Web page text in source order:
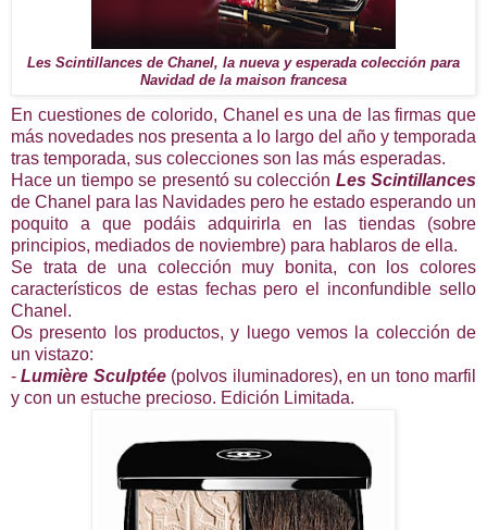
Les Scintillances de Chanel, la nueva y esperada colección para
Navidad de la maison francesa
En cuestiones de colorido, Chanel es una de las firmas que
más novedades nos presenta a lo largo del año y temporada
tras temporada, sus colecciones son las más esperadas.
Hace un tiempo se presentó su colección Les Scintillances
de Chanel para las Navidades pero he estado esperando un
poquito a que podáis adquirirla en las tiendas (sobre
principios, mediados de noviembre) para hablaros de ella.
Se trata de una colección muy bonita, con los colores
característicos de estas fechas pero el inconfundible sello
Chanel.
Os presento los productos, y luego vemos la colección de
un vistazo:
-Lumière Sculptée(polvos iluminadores), en un tono marfil
y con un estuche precioso. Edición Limitada.